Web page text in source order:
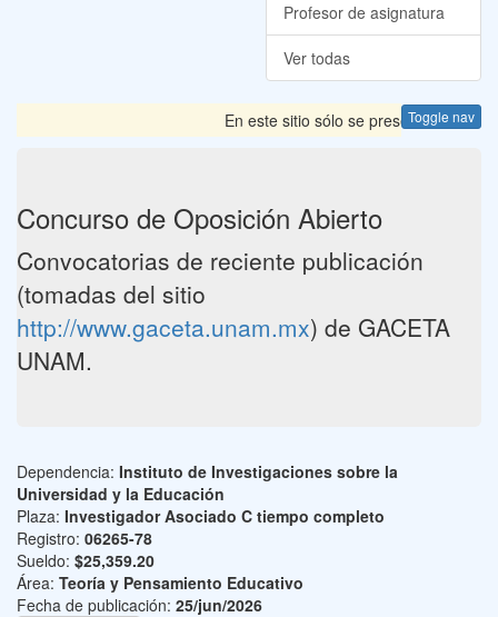
Profesor de asignatura
Ver todas
Toggle nav
En este sitio sólo se presentan las
Concurso de Oposición Abierto
Convocatorias de reciente publicación
(tomadas del sitio
http://www.gaceta.unam.mx) de GACETA
UNAM.
Dependencia: Instituto de Investigaciones sobre la
Universidad y la Educación
Plaza: Investigador Asociado C tiempo completo
Registro: 06265-78
Sueldo: $25,359.20
Área: Teoría y Pensamiento Educativo
Fecha de publicación: 25/jun/2026